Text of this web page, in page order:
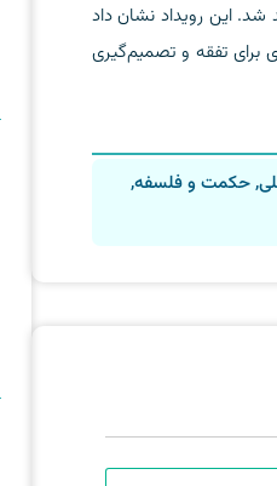
این رویداد نشان داد
برای تفقه و تصمیم‌گیری
,حکمت و فلسفه,